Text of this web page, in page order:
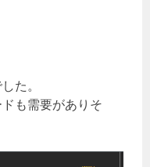
た。
も需要がありそ